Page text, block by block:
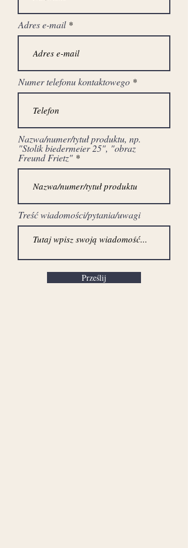
poziome listwy ,
profilowany fartuch ,
szablowe nogi , uchwyty
, szyldziki i apliki że
zloconego
cyzelowanego brązu.
Blat z marmuru .
BARDZO WYSOKA
JAKOŚĆ WYKONANIA.
Adres e-mail
Numer telefonu kontaktowego
Nazwa/numer/tytuł produktu, np.
"Stolik biedermeier 25", "obraz
Freund Frietz"
Treść wiadomości/pytania/uwagi
Prześlij